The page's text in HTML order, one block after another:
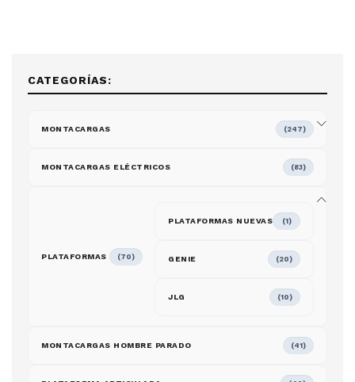
CATEGORÍAS:
MONTACARGAS (247)
MONTACARGAS ELÉCTRICOS (83)
PLATAFORMAS (70)
PLATAFORMAS NUEVAS (1)
GENIE (20)
JLG (10)
MONTACARGAS HOMBRE PARADO (41)